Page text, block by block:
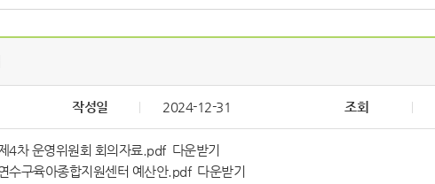
작성일 2024-12-31 조회
4차 운영위원회 회의자료.pdf 다운받기
수구육아종합지원센터 예산안.pdf 다운받기